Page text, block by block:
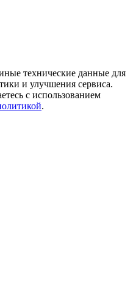
технические данные для
и улучшения сервиса.
с использованием
.